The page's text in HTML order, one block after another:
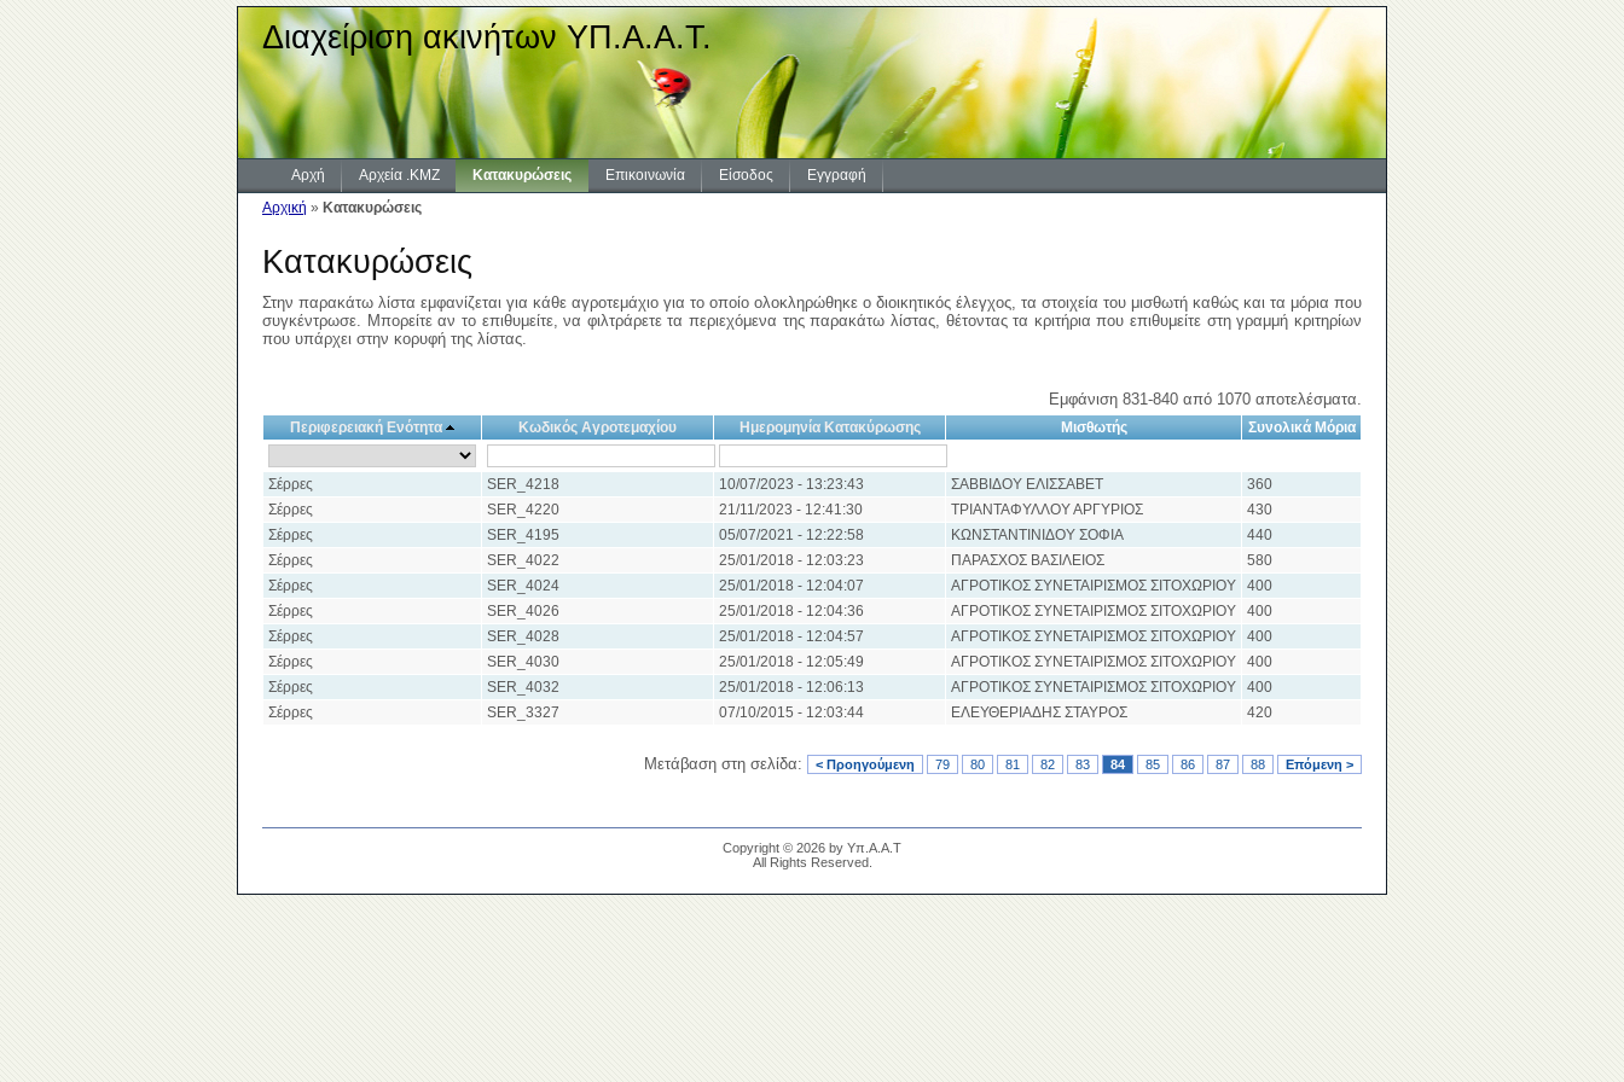
Διαχείριση ακινήτων ΥΠ.Α.Α.Τ.
Αρχή Αρχεία .KMZ Κατακυρώσεις Επικοινωνία Είσοδος
Εγγραφή
Αρχική » Κατακυρώσεις
Κατακυρώσεις
Στην παρακάτω λίστα εμφανίζεται για κάθε αγροτεμάχιο για το οποίο ολοκληρώθηκε ο διοικητικός έλεγχος, τα στοιχεία του μισθωτή καθώς και τα μόρια που
συγκέντρωσε. Μπορείτε αν το επιθυμείτε, να φιλτράρετε τα περιεχόμενα της παρακάτω λίστας, θέτοντας τα κριτήρια που επιθυμείτε στη γραμμή κριτηρίων
που υπάρχει στην κορυφή της λίστας.
Εμφάνιση 831-840 από 1070 αποτελέσματα.
Περιφερειακή Ενότητα Κωδικός Αγροτεμαχίου Ημερομηνία Κατακύρωσης Μισθωτής Συνολικά Μόρια
Σέρρες SER_4218 10/07/2023 - 13:23:43 ΣΑΒΒΙΔΟΥ ΕΛΙΣΣΑΒΕΤ
360
Σέρρες
SER_4220 21/11/2023 - 12:41:30 ΤΡΙΑΝΤΑΦΥΛΛΟΥ ΑΡΓΥΡΙΟΣ
430
Σέρρες
SER_4195 05/07/2021 - 12:22:58 ΚΩΝΣΤΑΝΤΙΝΙΔΟΥ ΣΟΦΙΑ
440
Σέρρες
SER_4022 25/01/2018 - 12:03:23 ΠΑΡΑΣΧΟΣ ΒΑΣΙΛΕΙΟΣ
580
Σέρρες
SER_4024 25/01/2018 - 12:04:07 ΑΓΡΟΤΙΚΟΣ ΣΥΝΕΤΑΙΡΙΣΜΟΣ ΣΙΤΟΧΩΡΙΟΥ
400
Σέρρες
SER_4026 25/01/2018 - 12:04:36 ΑΓΡΟΤΙΚΟΣ ΣΥΝΕΤΑΙΡΙΣΜΟΣ ΣΙΤΟΧΩΡΙΟΥ
400
Σέρρες
SER_4028 25/01/2018 - 12:04:57 ΑΓΡΟΤΙΚΟΣ ΣΥΝΕΤΑΙΡΙΣΜΟΣ ΣΙΤΟΧΩΡΙΟΥ
400
Σέρρες
SER_4030 25/01/2018 - 12:05:49 ΑΓΡΟΤΙΚΟΣ ΣΥΝΕΤΑΙΡΙΣΜΟΣ ΣΙΤΟΧΩΡΙΟΥ
400
Σέρρες
SER_4032 25/01/2018 - 12:06:13 ΑΓΡΟΤΙΚΟΣ ΣΥΝΕΤΑΙΡΙΣΜΟΣ ΣΙΤΟΧΩΡΙΟΥ
400
Σέρρες
SER_3327 07/10/2015 - 12:03:44 ΕΛΕΥΘΕΡΙΑΔΗΣ ΣΤΑΥΡΟΣ 420
Μετάβαση στη σελίδα: < Προηγούμενη 79 80 81 82 83 84 85 86 87 88 Επόμενη >
Copyright © 2026 by Υπ.Α.Α.Τ
All Rights Reserved.